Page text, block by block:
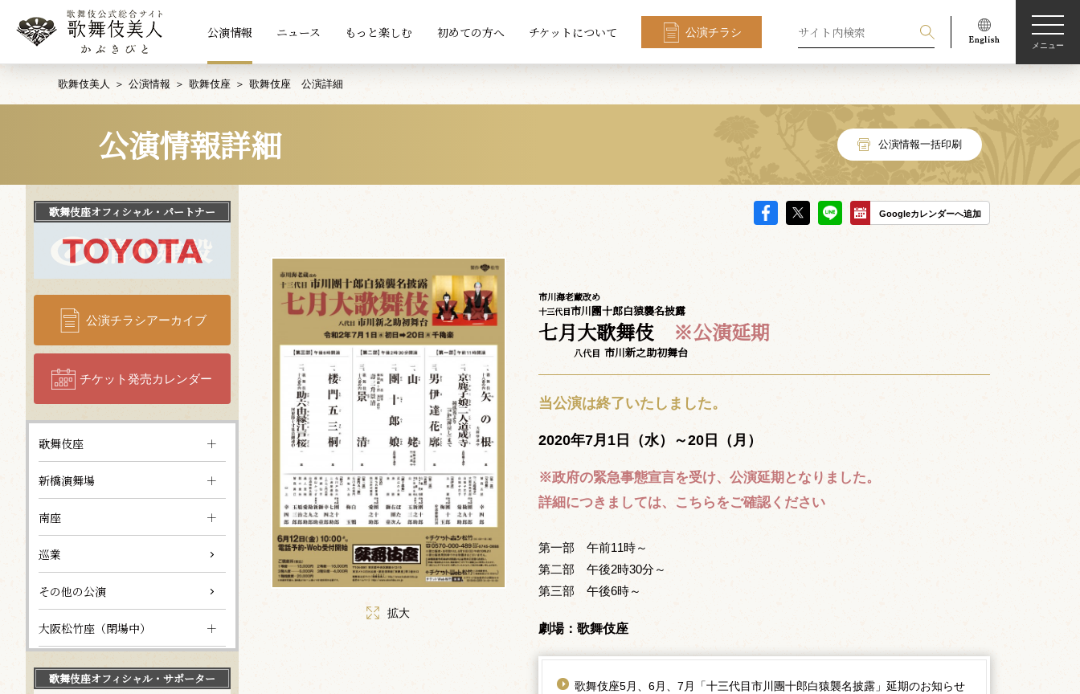
公演情報 ニュース もっと楽しむ 初めての方へ チケットについて 公演チラシ
メニュー
歌舞伎美人 公演情報 歌舞伎座 歌舞伎座 公演詳細
公演情報詳細 公演情報一括印刷
Googleカレンダーへ追加
拡大
市川海老蔵改め
十三代目市川團十郎白猿襲名披露
七月大歌舞伎 ※公演延期
八代目 市川新之助初舞台
当公演は終了いたしました。
2020年7月1日（水）～20日（月）
※政府の緊急事態宣言を受け、公演延期となりました。
詳細につきましては、こちらをご確認ください
第一部 午前11時～
第二部 午後2時30分～
第三部 午後6時～
劇場：歌舞伎座
歌舞伎座5月、6月、7月「十三代目市川團十郎白猿襲名披露」延期のお知らせ
歌舞伎座オフィシャル・パートナー
公演チラシアーカイブ
チケット発売カレンダー
歌舞伎座
新橋演舞場
南座
巡業
その他の公演
大阪松竹座（閉場中）
歌舞伎座オフィシャル・サポーター